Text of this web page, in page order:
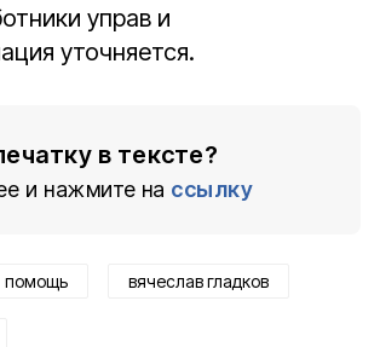
управ и
уточняется.
в тексте?
и нажмите на ссылку
помощь вячеслав гладков